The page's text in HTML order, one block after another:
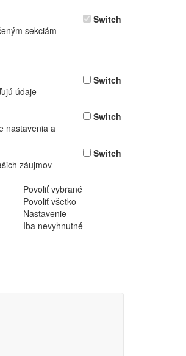
sekciám
Switch
údaje
Switch
nastavenia a
Switch
záujmov
Switch
Povoliť vybrané
Povoliť všetko
Nastavenie
Iba nevyhnutné